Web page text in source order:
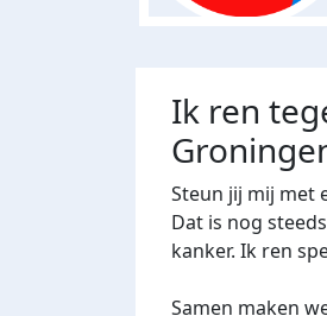
Ik ren
Steun jij mij met
Dat is nog
kanker. Ik ren
Samen maken